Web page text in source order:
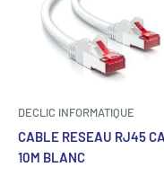
DECLIC INFORMATIQUE
CABLE RESEAU RJ45
10M BLANC